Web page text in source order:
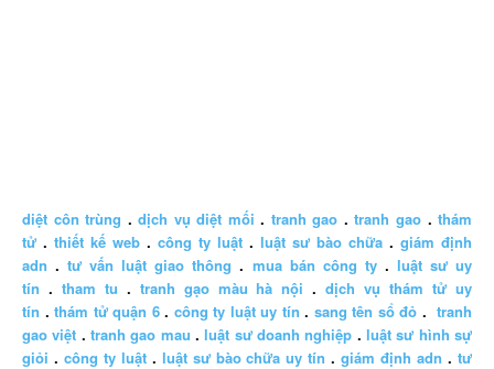
diệt côn trùng .dịch vụ diệt mối . tranh gao .tranh gao .thám
tử . thiết kế web . công ty luật . luật sư bào chữa . giám định
adn .tư vấn luật giao thông . mua bán công ty. luật sư uy
tín . tham tu . tranh gạo màu hà nội .dịch vụ thám tử uy
tín .thám tử quận 6. công ty luật uy tín . sang tên sổ đỏ .tranh
gao việt .tranh gao mau .luật sư doanh nghiệp .luật sư hình sự
giỏi . công ty luật. luật sư bào chữa uy tín .giám định adn .tư